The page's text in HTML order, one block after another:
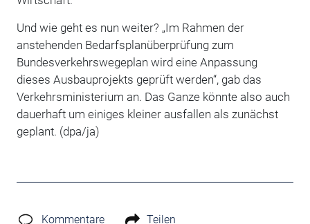
Und wie geht es nun weiter? „Im Rahmen der
anstehenden Bedarfsplanüberprüfung zum
Bundesverkehrswegeplan wird eine Anpassung
dieses Ausbauprojekts geprüft werden“, gab das
Verkehrsministerium an. Das Ganze könnte also auch
dauerhaft um einiges kleiner ausfallen als zunächst
geplant. (dpa/ja)
Kommentare Teilen